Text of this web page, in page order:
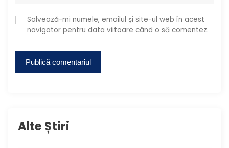
Salvează-mi numele, emailul și site-ul web în acest
navigator pentru data viitoare când o să comentez.
Alte Știri